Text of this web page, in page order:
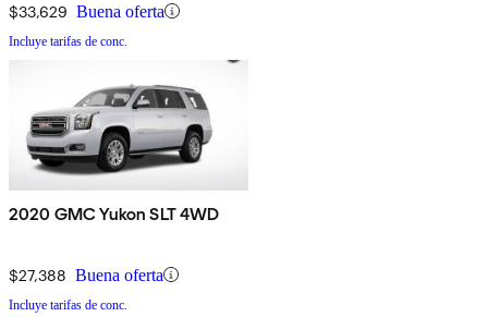
$33,629 Buena oferta
Incluye tarifas de conc.
2020 GMC Yukon SLT 4WD
$27,388 Buena oferta
Incluye tarifas de conc.